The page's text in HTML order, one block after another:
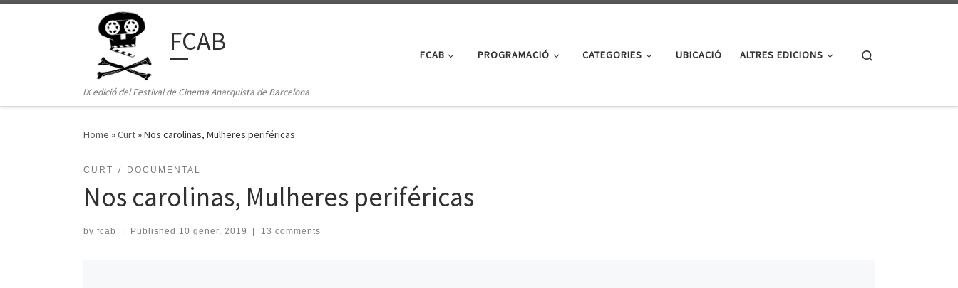
FCAB
IX edició del Festival de Cinema Anarquista de Barcelona
FCAB PROGRAMACIÓ CATEGORIES UBICACIÓ ALTRES EDICIONS
Home »Curt»Nos carolinas, Mulheres periféricas
CURT DOCUMENTAL
Nos carolinas, Mulheres periféricas
by fcab Published 10 gener, 2019 13 comments